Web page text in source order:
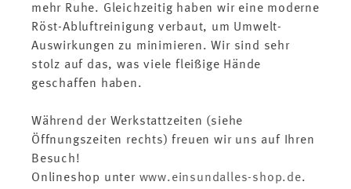
mehr Ruhe. Gleichzeitig haben wir eine moderne
Röst-Abluftreinigung verbaut, um Umwelt-
Auswirkungen zu minimieren. Wir sind sehr
stolz auf das, was viele fleißige Hände
geschaffen haben.
Während der Werkstattzeiten (siehe
Öffnungszeiten rechts) freuen wir uns auf Ihren
Besuch!
Onlineshop unter www.einsundalles-shop.de.